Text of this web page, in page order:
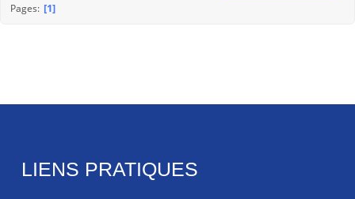
Pages 1
LIENS PRATIQUES